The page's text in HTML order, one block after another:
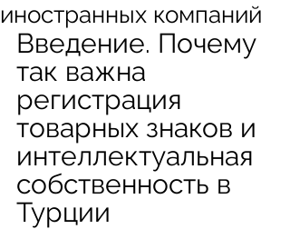
иностранных компаний
Введение. Почему
так важна
регистрация
товарных знаков и
интеллектуальная
собственность в
Турции